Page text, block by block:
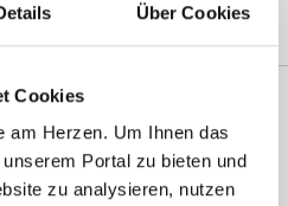
Über Cookies
Cookies
am Herzen. Um Ihnen das
Portal zu bieten und
zu analysieren, nutzen